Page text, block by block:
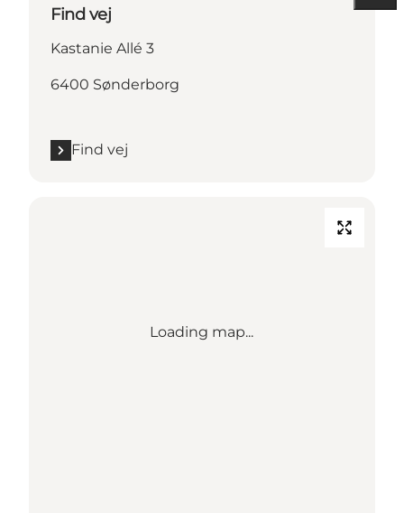
Find vej
Kastanie Allé 3
6400 Sønderborg
Find vej
Loading map...